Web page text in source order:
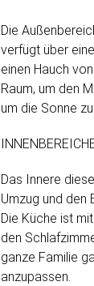
Die
verfügt über
einen Hauch
Raum, um den
um die Sonne
Das Innere
Umzug und den
Die Küche ist
den
ganze Familie
anzupassen.